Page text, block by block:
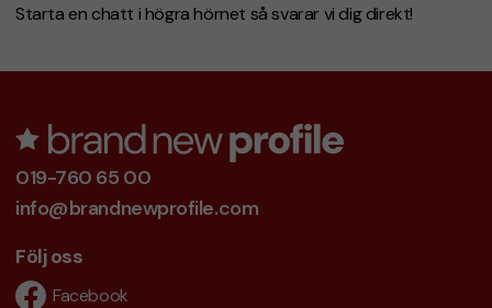
Starta en chatt i högra hörnet så svarar vi dig direkt!
019-760 65 00
info@brandnewprofile.com
Följ oss
Facebook